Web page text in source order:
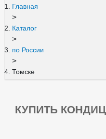
Главная
>
Каталог
>
по России
>
Томске
КУПИТЬ